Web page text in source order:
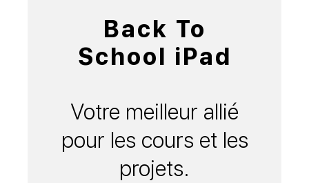
Back To
School iPad
Votre meilleur allié
pour les cours et les
projets.